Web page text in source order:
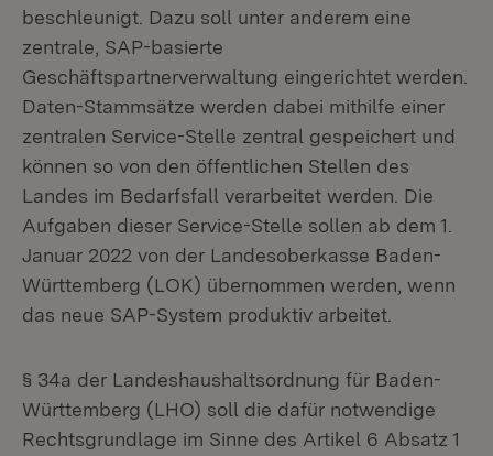
beschleunigt. Dazu soll unter anderem eine
zentrale, SAP-basierte
Geschäftspartnerverwaltung eingerichtet werden.
Daten-Stammsätze werden dabei mithilfe einer
zentralen Service-Stelle zentral gespeichert und
können so von den öffentlichen Stellen des
Landes im Bedarfsfall verarbeitet werden. Die
Aufgaben dieser Service-Stelle sollen ab dem 1.
Januar 2022 von der Landesoberkasse Baden-
Württemberg (LOK) übernommen werden, wenn
das neue SAP-System produktiv arbeitet.
§ 34a der Landeshaushaltsordnung für Baden-
Württemberg (LHO) soll die dafür notwendige
Rechtsgrundlage im Sinne des Artikel 6 Absatz 1